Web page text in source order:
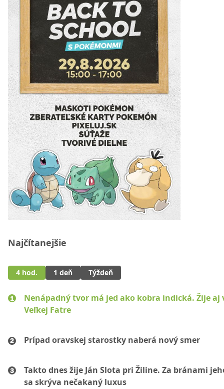
Najčítanejšie
4 hod. 1 deň Týždeň
Nenápadný tvor má jed ako kobra indická. Žije aj
Veľkej Fatre
Prípad oravskej starostky naberá nový smer
Takto dnes žije Ján Slota pri Žiline. Za bránami
sa skrýva nečakaný luxus